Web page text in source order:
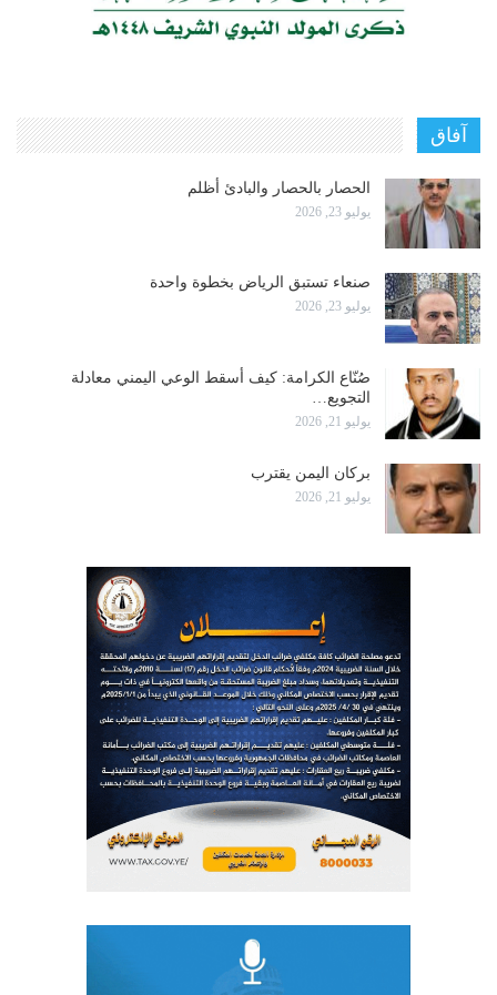
آفاق
الحصار بالحصار والبادئ أظلم
يوليو 23, 2026
صنعاء تستبق الرياض بخطوة واحدة
يوليو 23, 2026
صُنّاع الكرامة: كيف أسقط الوعي اليمني معادلة
التجويع…
يوليو 21, 2026
بركان اليمن يقترب
يوليو 21, 2026